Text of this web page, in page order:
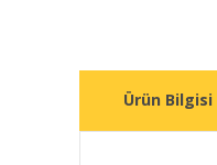
Ürün Bilgisi